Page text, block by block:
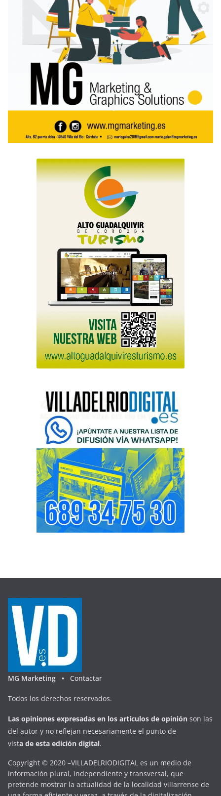
MG Marketing • Contactar
Todos los derechos reservados.
Las opiniones expresadas en los artículos de opinión son las
del autor y no reflejan necesariamente el punto de
vista de esta edición digital.
Copyright © 2020 –VILLADELRIODIGITAL es un medio de
información plural, independiente y transversal, que
pretende mostrar la actualidad de la localidad villarrense de